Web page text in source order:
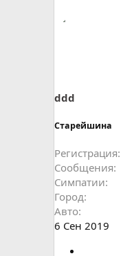
ddd
Старейшина
Регистрация
Сообщения
Симпатии
Город
Авто
6 Сен 2019